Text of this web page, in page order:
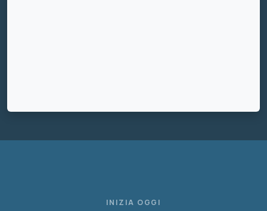
INIZIA OGGI